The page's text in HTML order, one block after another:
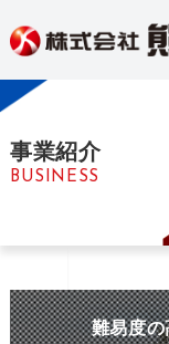
事業紹介
BUSINESS
難易度